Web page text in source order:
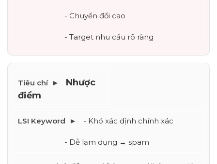
			- Chuyển đổi cao
			- Target nhu cầu rõ ràng
Nhược
điểm
- Khó xác định chính xác
			- Dễ lạm dụng → spam